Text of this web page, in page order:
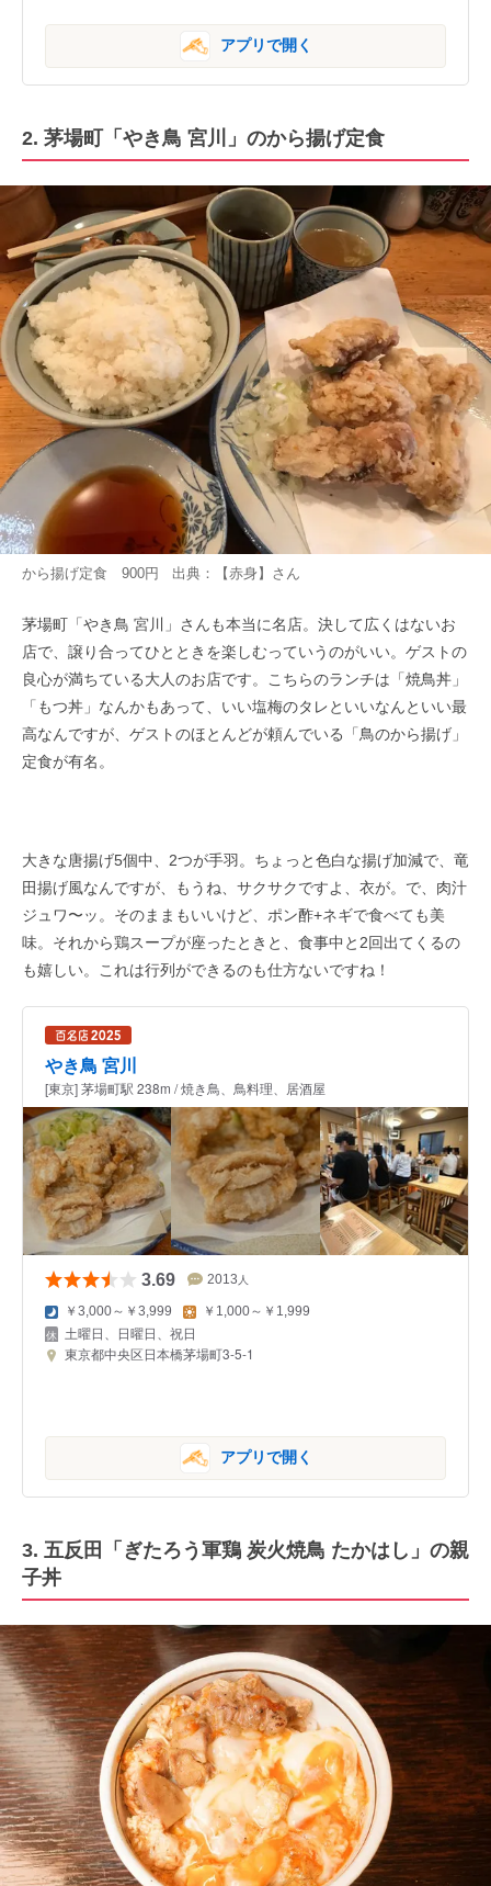
アプリで開く
2. 茅場町「やき鳥 宮川」のから揚げ定食
から揚げ定食 900円 出典： 【赤身】 さん
茅場町「やき鳥 宮川」さんも本当に名店。決して広くはないお
店で、譲り合ってひとときを楽しむっていうのがいい。ゲストの
良心が満ちている大人のお店です。こちらのランチは「焼鳥丼」
「もつ丼」なんかもあって、いい塩梅のタレといいなんといい最
高なんですが、ゲストのほとんどが頼んでいる「鳥のから揚げ」
定食が有名。
大きな唐揚げ5個中、2つが手羽。ちょっと色白な揚げ加減で、竜
田揚げ風なんですが、もうね、サクサクですよ、衣が。で、肉汁
ジュワ〜ッ。そのままもいいけど、ポン酢+ネギで食べても美
味。それから鶏スープが座ったときと、食事中と2回出てくるの
も嬉しい。これは行列ができるのも仕方ないですね！
やき鳥 宮川
[東京] 茅場町駅 238m / 焼き鳥、鳥料理、居酒屋
3.69 2013 人
￥3,000～￥3,999 ￥1,000～￥1,999
土曜日、日曜日、祝日
東京都中央区日本橋茅場町3-5-1
アプリで開く
3. 五反田「ぎたろう軍鶏 炭火焼鳥 たかはし」の親
子丼